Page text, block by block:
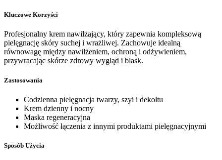
Kluczowe Korzyści
Profesjonalny krem nawilżający, który zapewnia kompleksową
pielęgnację skóry suchej i wrażliwej. Zachowuje idealną
równowagę między nawilżeniem, ochroną i odżywieniem,
przywracając skórze zdrowy wygląd i blask.
Zastosowania
Codzienna pielęgnacja twarzy, szyi i dekoltu
Krem dzienny i nocny
Maska regeneracyjna
Możliwość łączenia z innymi produktami pielęgnacyjnymi
Sposób Użycia